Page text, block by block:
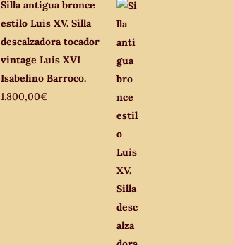
Silla antigua bronce
estilo Luis XV. Silla
descalzadora tocador
vintage Luis XVI
Isabelino Barroco.
1.800,00€